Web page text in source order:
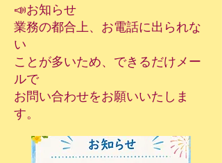
📣お知らせ
​業務の都合上、お電話に出られな
い
ことが多いため、できるだけメー
ルで
お問い合わせをお願いいたしま
す。